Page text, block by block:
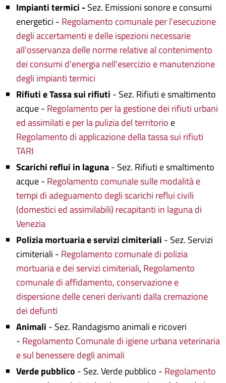
Impianti termici -Sez. Emissioni sonore e consumi
energetici - Regolamento comunale per l'esecuzione
degli accertamenti e delle ispezioni necessarie
all'osservanza delle norme relative al contenimento
dei consumi d'energia nell'esercizio e manutenzione
degli impianti termici
Rifiuti e Tassa sui rifiuti - Sez. Rifiuti e smaltimento
acque - Regolamento per la gestione dei rifiuti urbani
ed assimilati e per la pulizia del territorio e
Regolamento di applicazione della tassa sui rifiuti
TARI
Scarichi reflui in laguna- Sez. Rifiuti e smaltimento
acque - Regolamento comunale sulle modalità e
tempi di adeguamento degli scarichi reflui civili
(domestici ed assimilabili) recapitanti in laguna di
Venezia
Polizia mortuaria e servizi cimiteriali - Sez. Servizi
cimiteriali - Regolamento comunale di polizia
mortuaria e dei servizi cimiteriali, Regolamento
comunale di affidamento, conservazione e
dispersione delle ceneri derivanti dalla cremazione
dei defunti
Animali - Sez. Randagismo animali e ricoveri
- Regolamento Comunale di igiene urbana veterinaria
e sul benessere degli animali
Verde pubblico - Sez. Verde pubblico - Regolamento